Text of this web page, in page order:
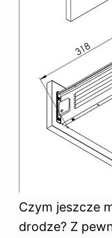
Czym jeszcze
drodze? Z